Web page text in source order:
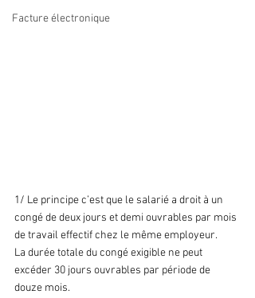
Facture électronique
1/ Le principe c’est que le salarié a droit à un
congé de deux jours et demi ouvrables par mois
de travail effectif chez le même employeur.
La durée totale du congé exigible ne peut
excéder 30 jours ouvrables par période de
douze mois.